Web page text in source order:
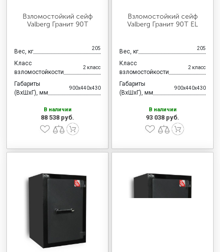
Взломостойкий сейф
Valberg Гранит 90Т
Вес, кг 205
Класс
взломостойкости
2 класс
Габариты
(ВхШхГ), мм
900x440x430
В наличии
88 538 руб.
Взломостойкий сейф
Valberg Гранит 90Т EL
Вес, кг 205
Класс
взломостойкости
2 класс
Габариты
(ВхШхГ), мм
900x440x430
В наличии
93 038 руб.